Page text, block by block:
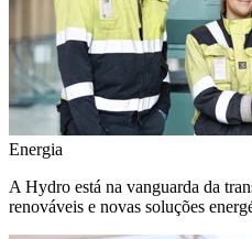
Energia
A Hydro está na vanguarda da
renováveis e novas soluções